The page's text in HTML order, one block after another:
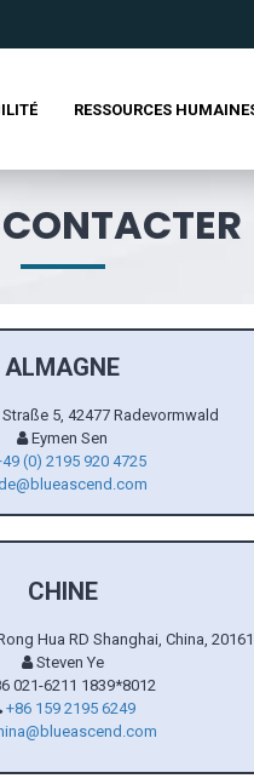
RESSOURCES
ALMAGNE
5, 42477 Radevormwald
Eymen Sen
(0) 2195 920 4725
CHINE
Hua RD Shanghai, China,
Steven Ye
021-6211 1839*8012
+86 159 2195 6249